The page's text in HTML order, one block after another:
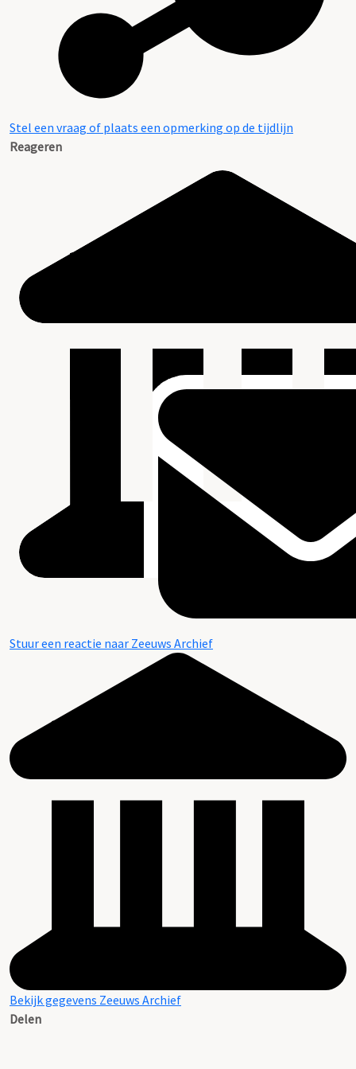
Stel een vraag of plaats een opmerking op de tijdlijn
Reageren
Stuur een reactie naar Zeeuws Archief
Bekijk gegevens Zeeuws Archief
Delen